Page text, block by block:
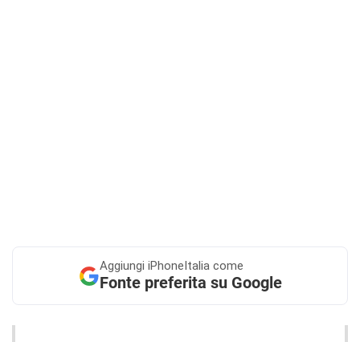
Aggiungi iPhoneItalia come
Fonte preferita su Google